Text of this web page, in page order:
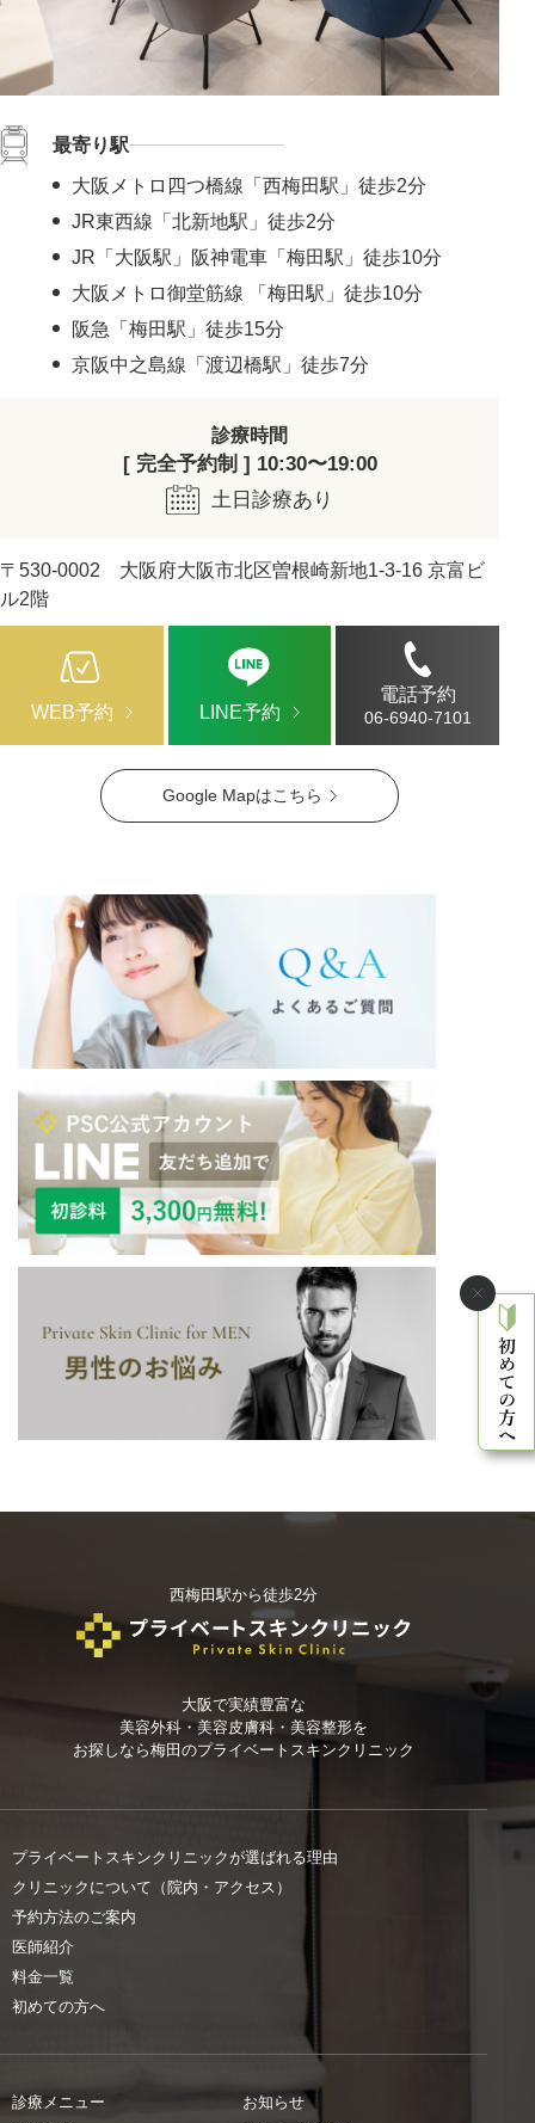
Google Mapはこちら
最寄り駅
大阪メトロ四つ橋線「西梅田駅」徒歩2分
JR東西線「北新地駅」徒歩2分
JR「大阪駅」阪神電車「梅田駅」徒歩10分
大阪メトロ御堂筋線 「梅田駅」徒歩10分
阪急「梅田駅」徒歩15分
京阪中之島線「渡辺橋駅」徒歩7分
診療時間
[ 完全予約制 ] 10:30〜19:00
土日診療あり
〒530-0002 大阪府大阪市北区曽根崎新地1-3-16 京富ビ
ル2階
WEB予約 LINE予約
電話予約
06-6940-7101
西梅田駅から徒歩2分
大阪で実績豊富な
美容外科・美容皮膚科・美容整形を
お探しなら梅田のプライベートスキンクリニック
プライベートスキンクリニックが選ばれる理由
クリニックについて（院内・アクセス）
予約方法のご案内
医師紹介
料金一覧
初めての方へ
診療メニュー
お知らせ